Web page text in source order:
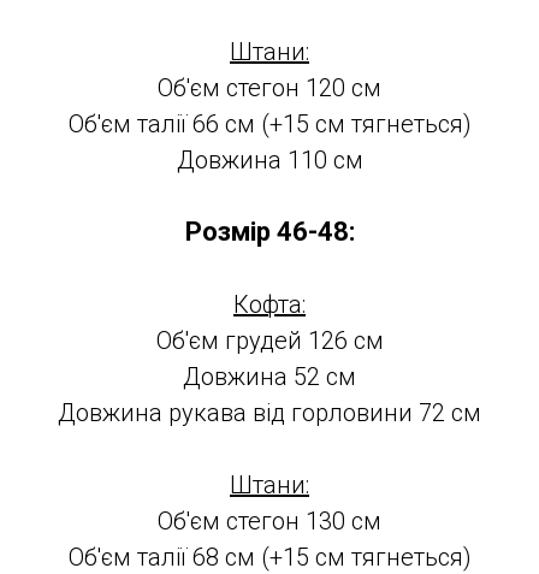
Штани:
Об'єм стегон 120 см
Об'єм талії 66 см (+15 см тягнеться)
Довжина 110 см
Розмір 46-48:
Кофта:
Об'єм грудей 126 см
Довжина 52 см
Довжина рукава від горловини 72 см
Штани:
Об'єм стегон 130 см
Об'єм талії 68 см (+15 см тягнеться)